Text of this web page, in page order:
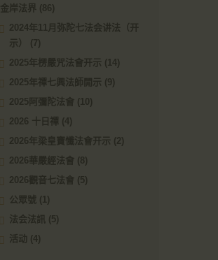
金岸法界 (86)
2024年11月弥陀七法会讲法（开
示）
(7)
2025年楞嚴咒法會开示 (14)
2025年禪七興法師開示 (9)
2025阿彌陀法會 (10)
2026 十日禪
(4)
2026年梁皇寶懺法會开示 (2)
2026華嚴經法會 (8)
2026觀音七法會 (5)
公眾號
(1)
法会法訊 (5)
活动 (4)